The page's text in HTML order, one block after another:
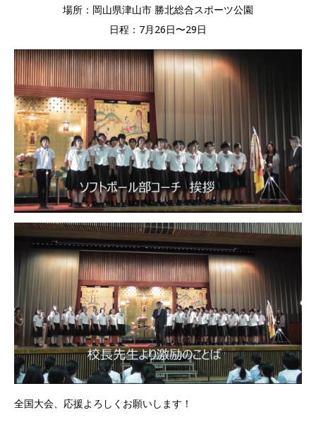
場所：岡山県津山市 勝北総合スポーツ公園
日程：7月26日〜29日
全国大会、応援よろしくお願いします！